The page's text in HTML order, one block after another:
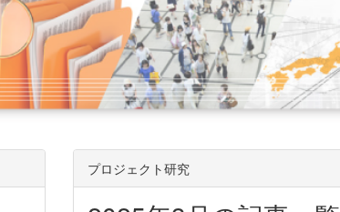
プロジェクト研究